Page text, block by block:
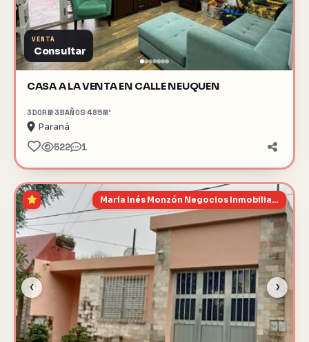
VENTA
Consultar
CASA A LA VENTA EN CALLE NEUQUEN
3DORM3BAÑOS485M²
Paraná
522 1
‹ ›
María Inés Monzón Negocios Inmobiliarios